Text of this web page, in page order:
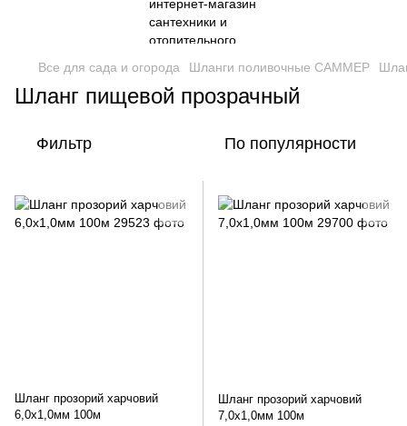
Все для сада и огорода Шланги поливочные САММЕР
Шланг пищевой прозрачный
Фильтр По популярности
Шланг прозорий харчовий
6,0х1,0мм 100м
Шланг прозорий харчовий
7,0х1,0мм 100м